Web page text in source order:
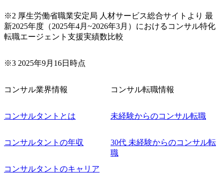
ルティング領域)から参画いただきます。 課題選定から顧客
への企画提案、そして実行までを一気通貫で支援していた
だきます。 アジャイル開発を通じて顧客の要望や提案を柔
軟に取り入れながら改善サイクルを回すため、ご自身の提
きます。 ● 勤務地 東京都渋谷区渋谷3丁目6-7 渋谷金王タワ
則により就業時間内の喫煙を全面的に禁止 ・禁煙サポート
制度あり オンライン ● 必須要件 以下いずれかのご経験をお
件定義～基本設計など上流経験2年以上 ・PMO経験2年以上
工程の経験 ・サブリーダー以上のマネジメント経験 ・お客
様との折衝経験、交渉経験 ・組織課題に対して主体的に業
務改善に取り組まれたご経験 ・アジャイル/スクラムへの興
味関心 ● 求める人物像 ・リーダーシップが取れる方/一人称
※2 厚生労働省職業安定局 人材サービス総合サイトより 最
新2025年度（2025年4月~2026年3月）におけるコンサル特化
転職エージェント支援実績数比較
※3 2025年9月16日時点
コンサル業界情報
コンサルタントとは
コンサルタントの年収
コンサルタントのキャリア
コンサル転職情報
未経験からのコンサル転職
30代 未経験からのコンサル転
職